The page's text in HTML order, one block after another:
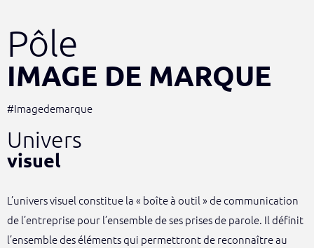
Pôle
IMAGE DE MARQUE
#Imagedemarque
Univers
visuel
L’univers visuel constitue la « boîte à outil » de communication
de l’entreprise pour l’ensemble de ses prises de parole. Il définit
l’ensemble des éléments qui permettront de reconnaître au